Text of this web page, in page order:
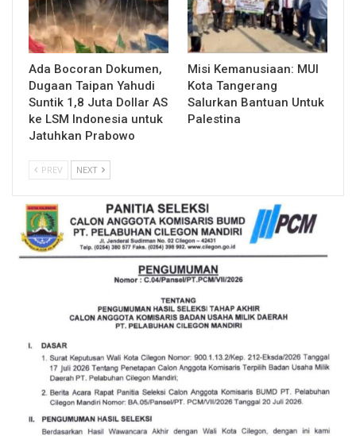
Ada Bocoran Dokumen,
Dugaan Taipan Yahudi
Suntik 1,8 Juta Dollar AS
ke LSM Indonesia untuk
Jatuhkan Prabowo
Misi Kemanusiaan: MUI
Kota Tangerang
Salurkan Bantuan Untuk
Palestina
PREV NEXT